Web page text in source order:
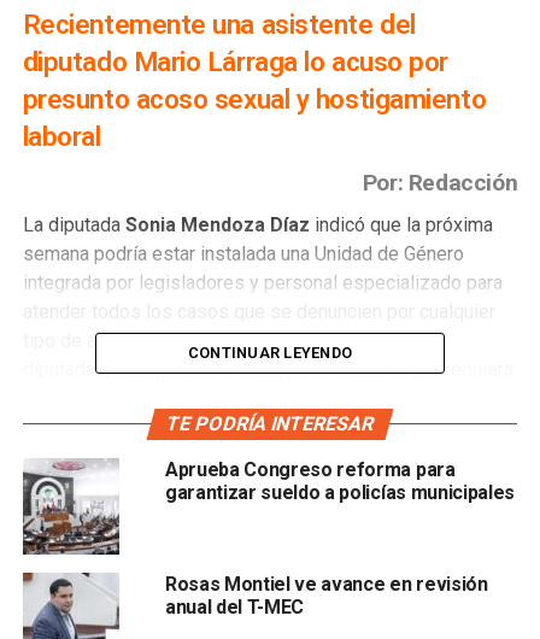
Recientemente una asistente del
diputado Mario Lárraga lo acuso por
presunto acoso sexual y hostigamiento
laboral
Por: Redacción
La diputada Sonia Mendoza Díaz indicó que la próxima
semana podría estar instalada una Unidad de Género
integrada por legisladores y personal especializado para
tipo de agresión en contra de las mujeres ya sea
diputadas, trabajadoras o cualquier ciudadana que requiera
de su integracióny esperamos la aprobación de la Junta
de Coordinación Política, pero hay buenas expectativas
para su instalación la próxima semana,
independientemente de que le daremos seguimiento a las
resoluciones de cualquier órgano institucional sobre los
asuntos denunciados por compañeras legisladoras”.
CONTINUAR LEYENDO
TE PODRÍA INTERESAR
Aprueba Congreso reforma para
garantizar sueldo a policías municipales
Rosas Montiel ve avance en revisión
anual del T-MEC